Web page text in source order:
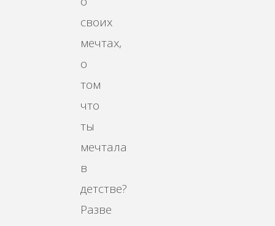
своих
мечтах,
о
том
что
ты
мечтала
в
детстве?
Разве